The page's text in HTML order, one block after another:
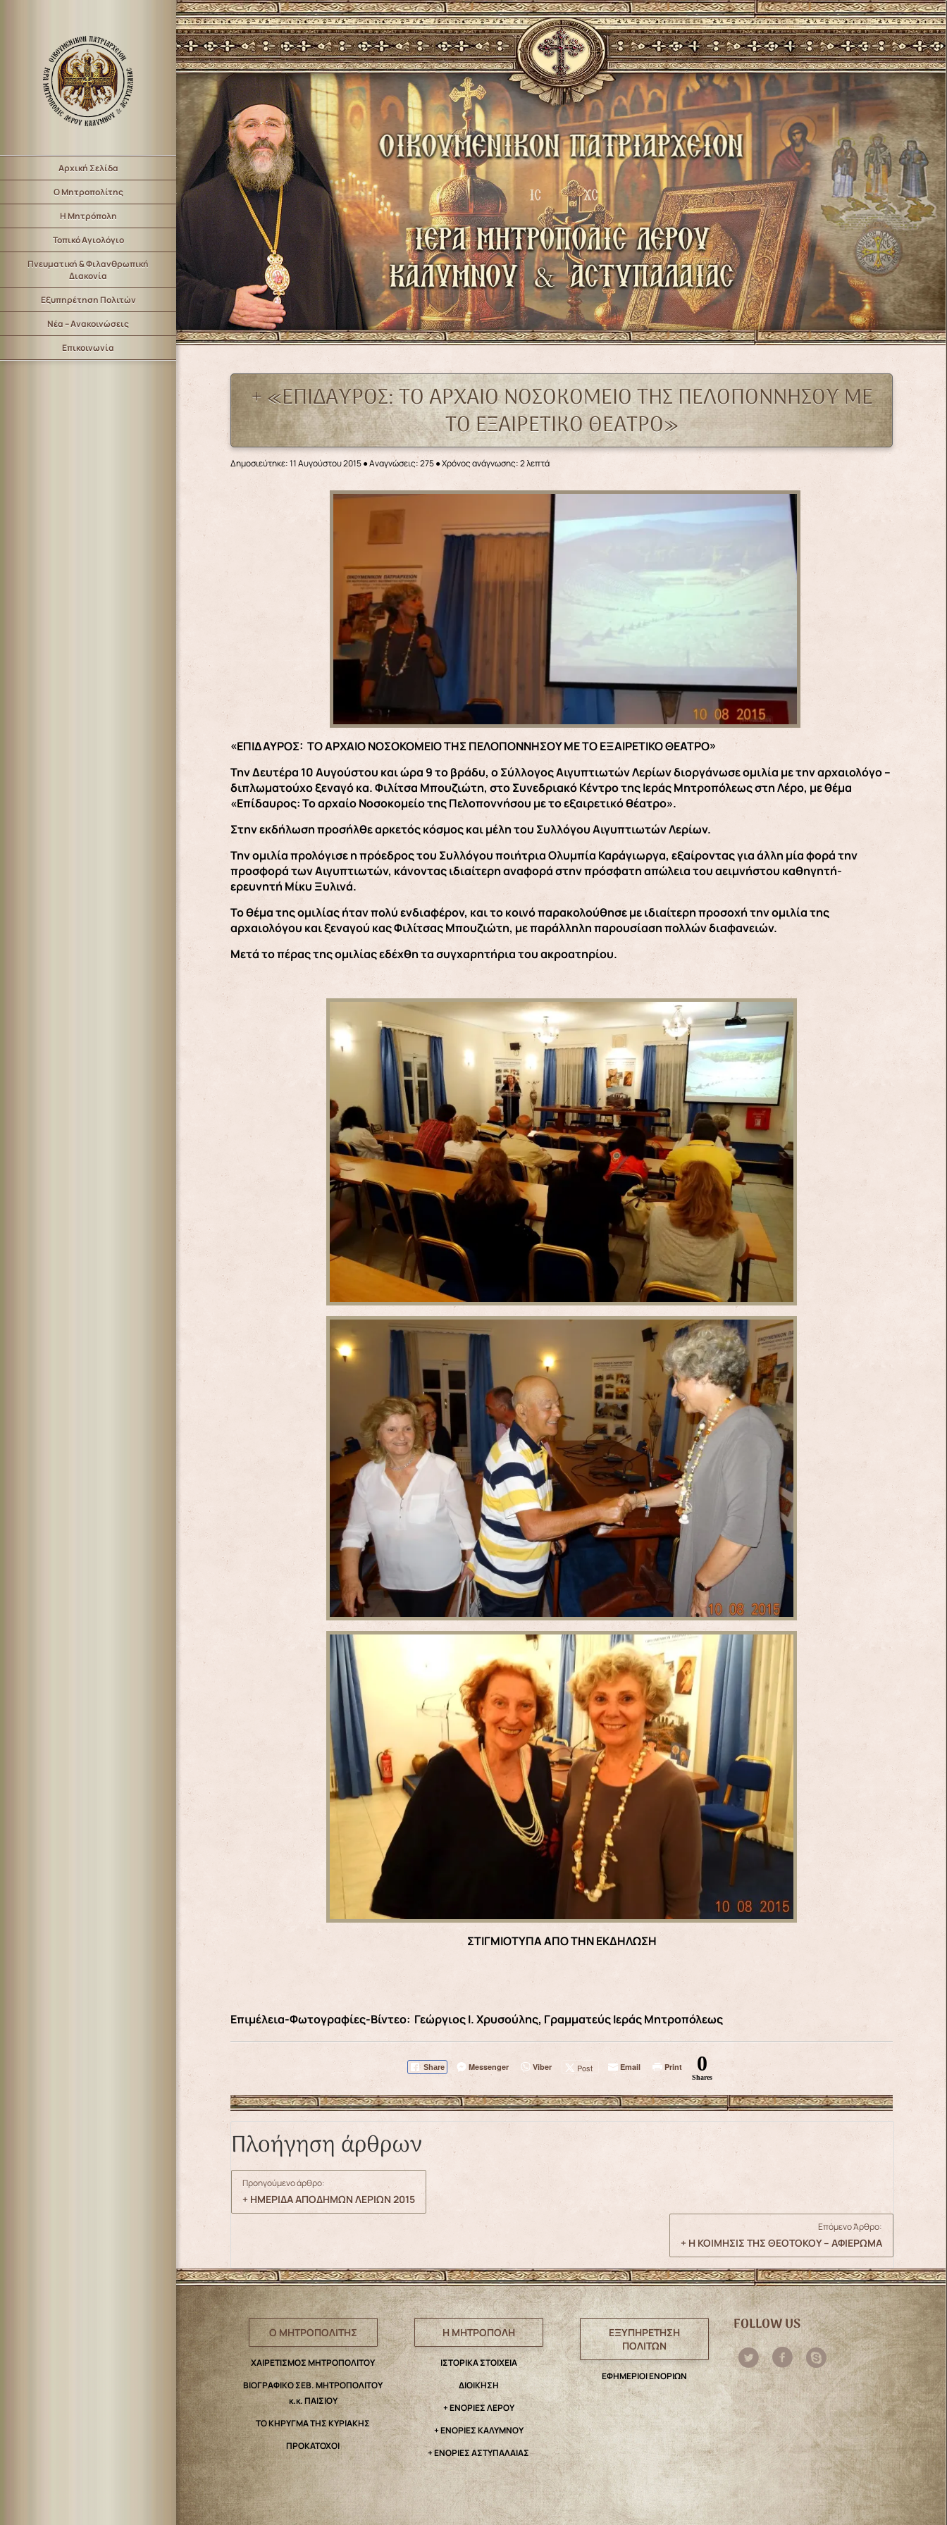
Αρχική Σελίδα
Ο Μητροπολίτης
Η Μητρόπολη
Τοπικό Αγιολόγιο
Πνευματική & Φιλανθρωπική
Διακονία
Εξυπηρέτηση Πολιτών
Νέα – Ανακοινώσεις
Επικοινωνία
+ «ΕΠΙΔΑΥΡΟΣ: ΤΟ ΑΡΧΑΙΟ ΝΟΣΟΚΟΜΕΙΟ ΤΗΣ ΠΕΛΟΠΟΝΝΗΣΟΥ ΜΕ
ΤΟ ΕΞΑΙΡΕΤΙΚΟ ΘΕΑΤΡΟ»
Δημοσιεύτηκε: 11 Αυγούστου 2015●Αναγνώσεις: 275● Χρόνος ανάγνωσης: 2 λεπτά
«ΕΠΙΔΑΥΡΟΣ: ΤΟ ΑΡΧΑΙΟ ΝΟΣΟΚΟΜΕΙΟ ΤΗΣ ΠΕΛΟΠΟΝΝΗΣΟΥ ΜΕ ΤΟ ΕΞΑΙΡΕΤΙΚΟ ΘΕΑΤΡΟ»
Την Δευτέρα 10 Αυγούστου και ώρα 9 το βράδυ, ο Σύλλογος Αιγυπτιωτών Λερίων διοργάνωσε ομιλία με την αρχαιολόγο –
διπλωματούχο ξεναγό κα. Φιλίτσα Μπουζιώτη, στο Συνεδριακό Κέντρο της Ιεράς Μητροπόλεως στη Λέρο, με θέμα
«Επίδαυρος: Το αρχαίο Νοσοκομείο της Πελοποννήσου με το εξαιρετικό θέατρο».
Στην εκδήλωση προσήλθε αρκετός κόσμος και μέλη του Συλλόγου Αιγυπτιωτών Λερίων.
Την ομιλία προλόγισε η πρόεδρος του Συλλόγου ποιήτρια Ολυμπία Καράγιωργα, εξαίροντας για άλλη μία φορά την
προσφορά των Αιγυπτιωτών, κάνοντας ιδιαίτερη αναφορά στην πρόσφατη απώλεια του αειμνήστου καθηγητή-
ερευνητή Μίκυ Ξυλινά.
Το θέμα της ομιλίας ήταν πολύ ενδιαφέρον, και το κοινό παρακολούθησε με ιδιαίτερη προσοχή την ομιλία της
αρχαιολόγου και ξεναγού κας Φιλίτσας Μπουζιώτη, με παράλληλη παρουσίαση πολλών διαφανειών.
Μετά το πέρας της ομιλίας εδέχθη τα συγχαρητήρια του ακροατηρίου.
ΣΤΙΓΜΙΟΤΥΠΑ ΑΠΟ ΤΗΝ ΕΚΔΗΛΩΣΗ
Επιμέλεια-Φωτογραφίες-Βίντεο: Γεώργιος Ι. Χρυσούλης, Γραμματεύς Ιεράς Μητροπόλεως
Share Messenger Viber Post Email Print 0
Shares
Πλοήγηση άρθρων
Προηγούμενο άρθρο:
+ ΗΜΕΡΙΔΑ ΑΠΟΔΗΜΩΝ ΛΕΡΙΩΝ 2015
Επόμενο Άρθρο:
+ Η ΚΟΙΜΗΣΙΣ ΤΗΣ ΘΕΟΤΟΚΟΥ – ΑΦΙΕΡΩΜΑ
Ο ΜΗΤΡΟΠΟΛΙΤΗΣ
ΧΑΙΡΕΤΙΣΜΟΣ ΜΗΤΡΟΠΟΛΙΤΟΥ
ΒΙΟΓΡΑΦΙΚΟ ΣΕΒ. ΜΗΤΡΟΠΟΛΙΤΟΥ
κ.κ. ΠΑΙΣΙΟΥ
ΤΟ ΚΗΡΥΓΜΑ ΤΗΣ ΚΥΡΙΑΚΗΣ
ΠΡΟΚΑΤΟΧΟΙ
Η ΜΗΤΡΟΠΟΛΗ
IΣΤΟΡΙΚΑ ΣΤΟΙΧΕΙΑ
ΔΙΟΙΚΗΣΗ
+ ΕΝΟΡΙΕΣ ΛΕΡΟΥ
+ ΕΝΟΡΙΕΣ ΚΑΛΥΜΝΟΥ
+ ΕΝΟΡΙΕΣ ΑΣΤΥΠΑΛΑΙΑΣ
ΕΞΥΠΗΡΕΤΗΣΗ
ΠΟΛΙΤΩΝ
ΕΦΗΜΕΡΙΟΙ ΕΝΟΡΙΩΝ
FOLLOW US